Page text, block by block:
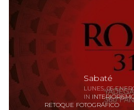
Sabaté
LUNES, 05
IN
RETOQUE FOTOGRÁFICO